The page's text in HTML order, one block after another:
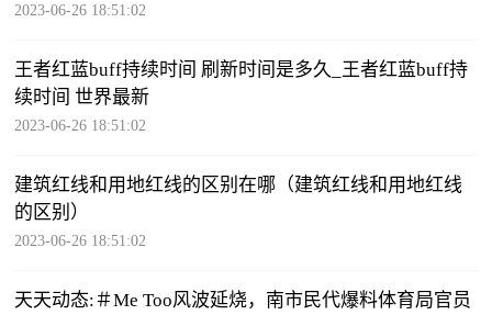
2023-06-26 18:51:02
王者红蓝buff持续时间 刷新时间是多久_王者红蓝buff持
续时间 世界最新
2023-06-26 18:51:02
建筑红线和用地红线的区别在哪（建筑红线和用地红线
的区别）
2023-06-26 18:51:02
天天动态:​＃Me Too风波延烧，南市民代爆料体育局官员